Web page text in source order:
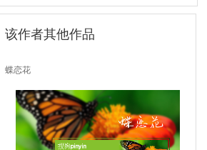
该作者其他作品
蝶恋花